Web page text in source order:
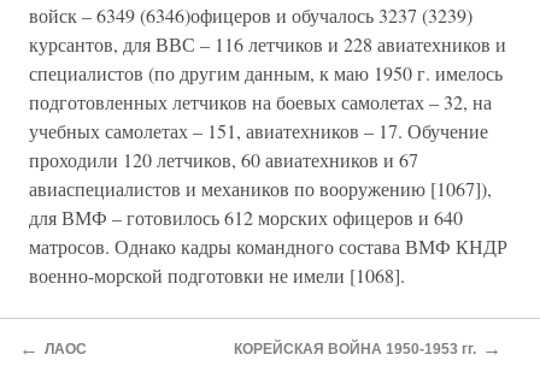
войск – 6349 (6346)офицеров и обучалось 3237 (3239)
курсантов, для ВВС – 116 летчиков и 228 авиатехников и
специалистов (по другим данным, к маю 1950 г. имелось
подготовленных летчиков на боевых самолетах – 32, на
учебных самолетах – 151, авиатехников – 17. Обучение
проходили 120 летчиков, 60 авиатехников и 67
авиаспециалистов и механиков по вооружению [1067]),
для ВМФ – готовилось 612 морских офицеров и 640
матросов. Однако кадры командного состава ВМФ КНДР
военно-морской подготовки не имели [1068].
Главный военный советник СССР в КНДР генерал-
лейтенант Васильев в своем "Докладе о состоянии
← ЛАОС КОРЕЙСКАЯ ВОЙНА 1950-1953 гг. →